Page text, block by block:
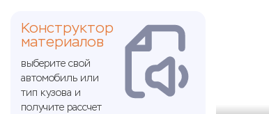
Конструктор
материалов
выберите свой
автомобиль или
тип кузова и
получите рассчет